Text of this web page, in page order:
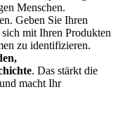
Menschen.
Geben Sie Ihren
mit Ihren Produkten
zu identifizieren.
. Das stärkt die
macht Ihr